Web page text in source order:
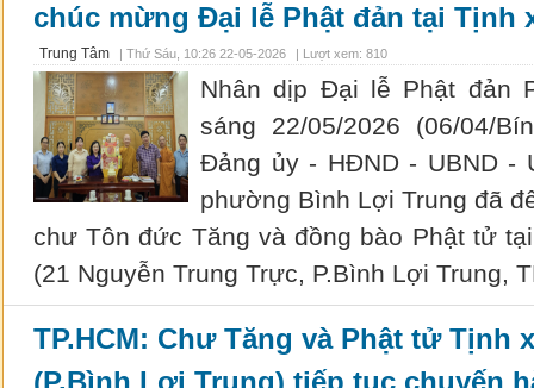
chúc mừng Đại lễ Phật đản tại Tịnh
Trung Tâm | Thứ Sáu, 10:26 22-05-2026 | Lượt xem: 810
Nhân dịp Đại lễ Phật đản
sáng 22/05/2026 (06/04/
Đảng ủy - HĐND - UBND -
phường Bình Lợi Trung đã
chư Tôn đức Tăng và đồng bào Phật tử
(21 Nguyễn Trung Trực, P.Bình Lợi Trung,
TP.HCM: Chư Tăng và Phật tử Tịnh
(P.Bình Lợi Trung) tiếp tục chuyến